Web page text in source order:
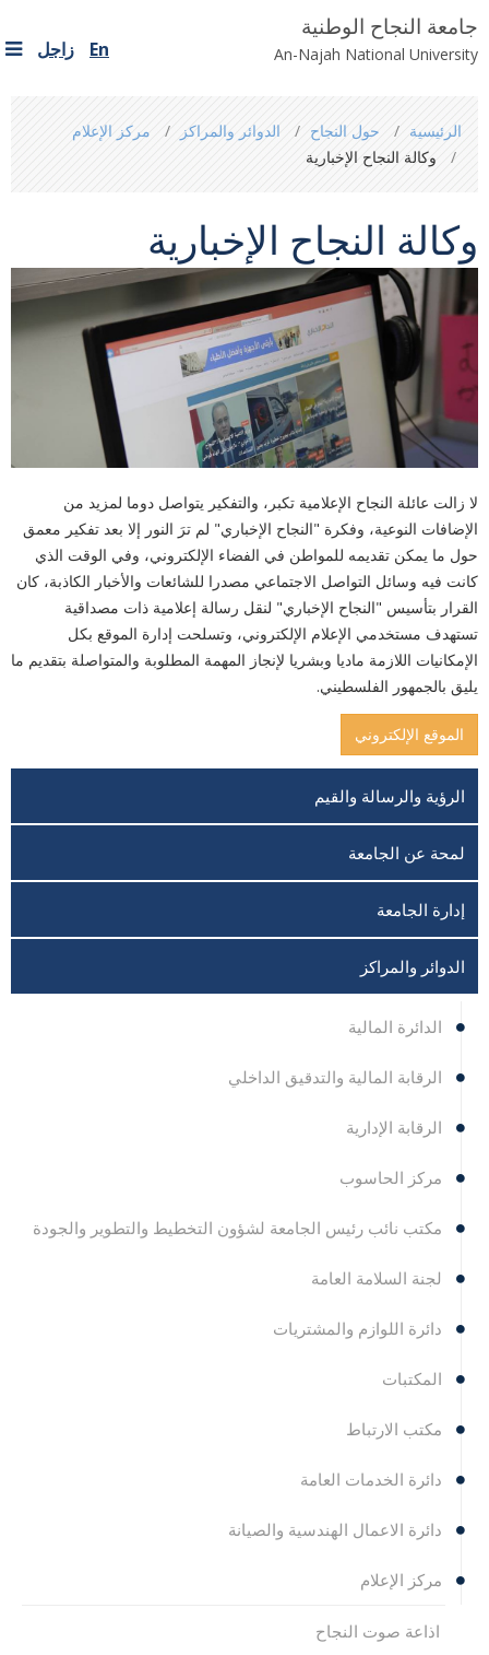
جامعة النجاح الوطنية
An-Najah National University
En زاجل
are
here
الرئيسية حول النجاح الدوائر والمراكز
مركز الإعلام
وكالة النجاح الإخبارية
وكالة النجاح الإخبارية
لا زالت عائلة النجاح الإعلامية تكبر، والتفكير يتواصل دوما لمزيد من
الإضافات النوعية، وفكرة "النجاح الإخباري" لم ترَ النور إلا بعد تفكير معمق
حول ما يمكن تقديمه للمواطن في الفضاء الإلكتروني، وفي الوقت الذي
كانت فيه وسائل التواصل الاجتماعي مصدرا للشائعات والأخبار الكاذبة، كان
القرار بتأسيس "النجاح الإخباري" لنقل رسالة إعلامية ذات مصداقية
تستهدف مستخدمي الإعلام الإلكتروني، وتسلحت إدارة الموقع بكل
الإمكانيات اللازمة ماديا وبشريا لإنجاز المهمة المطلوبة والمتواصلة بتقديم ما
يليق بالجمهور الفلسطيني.
الموقع الإلكتروني
الرؤية والرسالة والقيم
لمحة عن الجامعة
إدارة الجامعة
الدوائر والمراكز
الدائرة المالية
الرقابة المالية والتدقيق الداخلي
الرقابة الإدارية
مركز الحاسوب
مكتب نائب رئيس الجامعة لشؤون التخطيط والتطوير والجودة
لجنة السلامة العامة
دائرة اللوازم والمشتريات
المكتبات
مكتب الارتباط
دائرة الخدمات العامة
دائرة الاعمال الهندسية والصيانة
مركز الإعلام
اذاعة صوت النجاح